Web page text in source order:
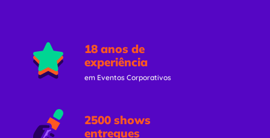
18 anos de
experiência
em Eventos Corporativos
2500 shows
entregues